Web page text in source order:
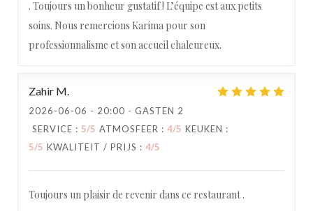
. Toujours un bonheur gustatif ! L’équipe est aux petits
soins. Nous remercions Karima pour son
professionnalisme et son accueil chaleureux.
Zahir M
2026-06-06 - 20:00 - GASTEN 2
SERVICE : 5/5 ATMOSFEER : 4/5 KEUKEN :
5/5 KWALITEIT / PRIJS : 4/5
Toujours un plaisir de revenir dans ce restaurant .